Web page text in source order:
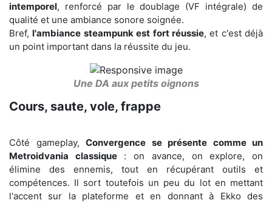
intemporel, renforcé par le doublage (VF intégrale) de
qualité et une ambiance sonore soignée.
Bref,l'ambiance steampunk est fort réussie, et c'est déjà
un point important dans la réussite du jeu.
Une DA aux petits oignons
Cours, saute, vole, frappe
Côté gameplay, Convergence se présente comme un
Metroidvania classique: on avance, on explore, on
élimine des ennemis, tout en récupérant outils et
compétences. Il sort toutefois un peu du lot en mettant
l'accent sur la plateforme et en donnant à Ekko des